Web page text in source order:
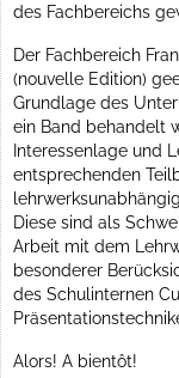
des Fachbereichs
Der Fachbereich
(nouvelle Edition)
Grundlage des
ein Band behandelt
Interessenlage und
entsprechenden
Diese sind als
Arbeit mit dem
besonderer
des Schulinternen
Alors! A bientôt!